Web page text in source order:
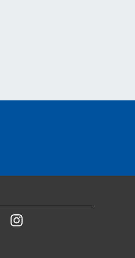
YoutubeInstagram